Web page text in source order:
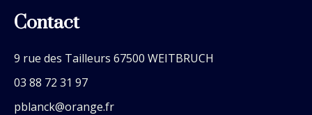
Contact
9 rue des Tailleurs 67500 WEITBRUCH
03 88 72 31 97
pblanck@orange.fr